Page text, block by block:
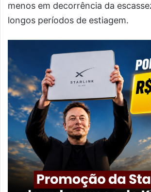
menos em decorrência da
longos períodos de estiagem.